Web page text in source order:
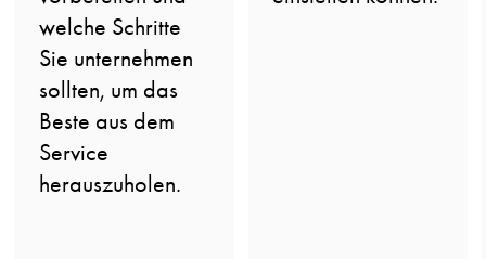
welche Schritte
Sie unternehmen
sollten, um das
Beste aus dem
Service
herauszuholen.